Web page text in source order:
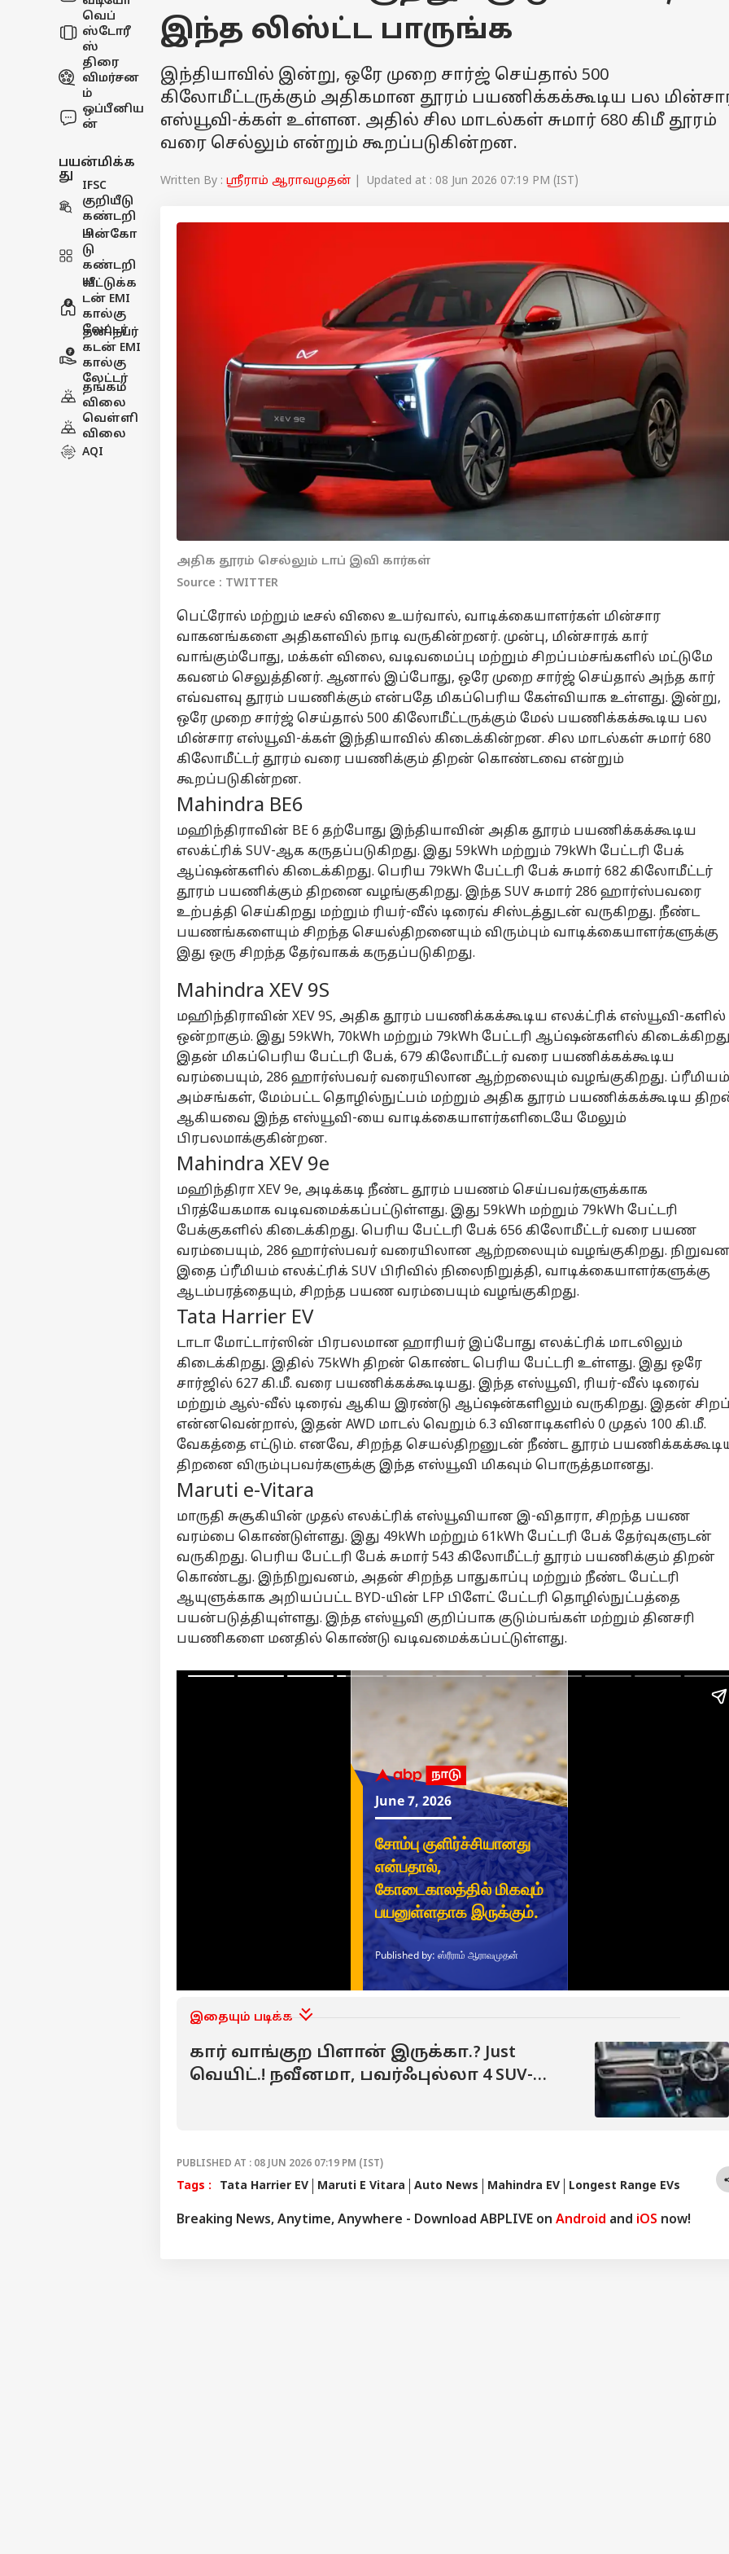
வெப்
ஸ்டோரீ
ஸ்
திரை
விமர்சன
ம்
ஒப்பீனிய
ன்
பயன்மிக்க
து
IFSC
குறியீடு
கண்டறி
ய
பின்கோ
டு
கண்டறி
ய
வீட்டுக்க
டன் EMI
கால்கு
லேட்டர்
தனிநபர்
கடன் EMI
கால்கு
லேட்டர்
தங்கம்
விலை
வெள்ளி
விலை
AQI
இந்த லிஸ்ட்ட பாருங்க
இந்தியாவில் இன்று, ஒரே முறை சார்ஜ் செய்தால் 500
கிலோமீட்டருக்கும் அதிகமான தூரம் பயணிக்கக்கூடிய பல
எஸ்யூவி-க்கள் உள்ளன. அதில் சில மாடல்கள் சுமார் 680 கிமீ தூரம்
வரை செல்லும் என்றும் கூறப்படுகின்றன.
Written By : ஸ்ரீராம் ஆராவமுதன் | Updated at : 08 Jun 2026 07:19 PM (IST)
அதிக தூரம் செல்லும் டாப் இவி கார்கள்
Source : TWITTER
பெட்ரோல் மற்றும் டீசல் விலை உயர்வால், வாடிக்கையாளர்கள் மின்சார
வாகனங்களை அதிகளவில் நாடி வருகின்றனர். முன்பு, மின்சாரக் கார்
வாங்கும்போது, மக்கள் விலை, வடிவமைப்பு மற்றும் சிறப்பம்சங்களில் மட்டுமே
கவனம் செலுத்தினர். ஆனால் இப்போது, ​​ஒரே முறை சார்ஜ் செய்தால் அந்த கார்
எவ்வளவு தூரம் பயணிக்கும் என்பதே மிகப்பெரிய கேள்வியாக உள்ளது. இன்று,
ஒரே முறை சார்ஜ் செய்தால் 500 கிலோமீட்டருக்கும் மேல் பயணிக்கக்கூடிய பல
மின்சார எஸ்யூவி-க்கள் இந்தியாவில் கிடைக்கின்றன. சில மாடல்கள் சுமார் 680
கிலோமீட்டர் தூரம் வரை பயணிக்கும் திறன் கொண்டவை என்றும்
கூறப்படுகின்றன.
Mahindra BE6
மஹிந்திராவின் BE 6 தற்போது இந்தியாவின் அதிக தூரம் பயணிக்கக்கூடிய
எலக்ட்ரிக் SUV-ஆக கருதப்படுகிறது. இது 59kWh மற்றும் 79kWh பேட்டரி பேக்
ஆப்ஷன்களில் கிடைக்கிறது. பெரிய 79kWh பேட்டரி பேக் சுமார் 682 கிலோமீட்டர்
தூரம் பயணிக்கும் திறனை வழங்குகிறது. இந்த SUV சுமார் 286 ஹார்ஸ்பவரை
உற்பத்தி செய்கிறது மற்றும் ரியர்-வீல் டிரைவ் சிஸ்டத்துடன் வருகிறது. நீண்ட
பயணங்களையும் சிறந்த செயல்திறனையும் விரும்பும் வாடிக்கையாளர்களுக்கு
இது ஒரு சிறந்த தேர்வாகக் கருதப்படுகிறது.
Mahindra XEV 9S
மஹிந்திராவின் XEV 9S, அதிக தூரம் பயணிக்கக்கூடிய எலக்ட்ரிக் எஸ்யூவி-களில்
ஒன்றாகும். இது 59kWh, 70kWh மற்றும் 79kWh பேட்டரி ஆப்ஷன்களில்
இதன் மிகப்பெரிய பேட்டரி பேக், 679 கிலோமீட்டர் வரை பயணிக்கக்கூடிய
வரம்பையும், 286 ஹார்ஸ்பவர் வரையிலான ஆற்றலையும் வழங்குகிறது. ப்ரீமியம்
அம்சங்கள், மேம்பட்ட தொழில்நுட்பம் மற்றும் அதிக தூரம் பயணிக்கக்கூடிய
ஆகியவை இந்த எஸ்யூவி-யை வாடிக்கையாளர்களிடையே மேலும்
பிரபலமாக்குகின்றன.
Mahindra XEV 9e
மஹிந்திரா XEV 9e, அடிக்கடி நீண்ட தூரம் பயணம் செய்பவர்களுக்காக
பிரத்யேகமாக வடிவமைக்கப்பட்டுள்ளது. இது 59kWh மற்றும் 79kWh பேட்டரி
பேக்குகளில் கிடைக்கிறது. பெரிய பேட்டரி பேக் 656 கிலோமீட்டர் வரை பயண
வரம்பையும், 286 ஹார்ஸ்பவர் வரையிலான ஆற்றலையும் வழங்குகிறது.
இதை ப்ரீமியம் எலக்ட்ரிக் SUV பிரிவில் நிலைநிறுத்தி, வாடிக்கையாளர்களுக்கு
ஆடம்பரத்தையும், சிறந்த பயண வரம்பையும் வழங்குகிறது.
Tata Harrier EV
டாடா மோட்டார்ஸின் பிரபலமான ஹாரியர் இப்போது எலக்ட்ரிக் மாடலிலும்
கிடைக்கிறது. இதில் 75kWh திறன் கொண்ட பெரிய பேட்டரி உள்ளது. இது ஒரே
சார்ஜில் 627 கி.மீ. வரை பயணிக்கக்கூடியது. இந்த எஸ்யூவி, ரியர்-வீல் டிரைவ்
மற்றும் ஆல்-வீல் டிரைவ் ஆகிய இரண்டு ஆப்ஷன்களிலும் வருகிறது. இதன்
என்னவென்றால், இதன் AWD மாடல் வெறும் 6.3 வினாடிகளில் 0 முதல் 100 கி.மீ.
வேகத்தை எட்டும். எனவே, சிறந்த செயல்திறனுடன் நீண்ட தூரம்
திறனை விரும்புபவர்களுக்கு இந்த எஸ்யூவி மிகவும் பொருத்தமானது.
Maruti e-Vitara
மாருதி சுசூகியின் முதல் எலக்ட்ரிக் எஸ்யூவியான இ-விதாரா, சிறந்த பயண
வரம்பை கொண்டுள்ளது. இது 49kWh மற்றும் 61kWh பேட்டரி பேக் தேர்வுகளுடன்
வருகிறது. பெரிய பேட்டரி பேக் சுமார் 543 கிலோமீட்டர் தூரம் பயணிக்கும் திறன்
கொண்டது. இந்நிறுவனம், அதன் சிறந்த பாதுகாப்பு மற்றும் நீண்ட பேட்டரி
ஆயுளுக்காக அறியப்பட்ட BYD-யின் LFP பிளேட் பேட்டரி தொழில்நுட்பத்தை
பயன்படுத்தியுள்ளது. இந்த எஸ்யூவி குறிப்பாக குடும்பங்கள் மற்றும் தினசரி
பயணிகளை மனதில் கொண்டு வடிவமைக்கப்பட்டுள்ளது.
இதையும் படிக்க
கார் வாங்குற பிளான் இருக்கா.? Just
வெயிட்.! நவீனமா, பவர்ஃபுல்லா 4 SUV-
PUBLISHED AT : 08 JUN 2026 07:19 PM (IST)
Tags : Tata Harrier EV Maruti E Vitara Auto News Mahindra EV Longest Range EVs
Breaking News, Anytime, Anywhere - Download ABPLIVE on Android and iOS now!
Hello Guest
எங்களிடம்
விளம்பரம் செய்ய
சுயவிவரம்
வேலைவாய்ப்புகள்
தொடர்புகொள்ள
கருத்துக்கேட்பு
தனியுரிமை
கொள்கை
LOGIN
முக்கிய கட்டுரைகள் டாப் ரீல்ஸ்
அரசியல்
இணையும் நடிகர்
தனுஷ்?’ அறிவிப்பு
எப்போது?
இந்தியா
பீகாரில் பாஜவின்
கோட்டையில்
ஓட்டையை போட்ட
பிரசாந்த் கிஷோர்;
வெற்றி பெற்றது
எப்படி தெரியுமா.?
கல்வி
டெல்லியை
தொடர்ந்து
ஜார்க்கண்ட்.. 6
நாட்களாக
மாணவர்கள்
உண்ணாவிரத
போராட்டம்-
கோரிக்கைகள்
உலகம்
பேச்சுவார்த்தைக்கு
சிக்னல்
மதிக்காமல்
ஓமனுடன்
ஹார்முஸ் டீல்
போடும் ஈரான்
ஆட்டோ
மாருதி
பிரெஸ்ஸாவா.?
குறைவான
பட்ஜெட்டில்
நிறைவான
எஸ்யூவி எது.?
தெரிஞ்சுக்கோங்க
ஆட்டோ
செம லுக் யா.!
பிரபலமான XL6
ஃபேஸ்லிஃப்ட்டை
இந்தியாவில்
களமிறக்கும்
மாருதி சுசூகி